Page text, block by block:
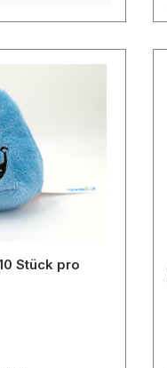
Stück pro